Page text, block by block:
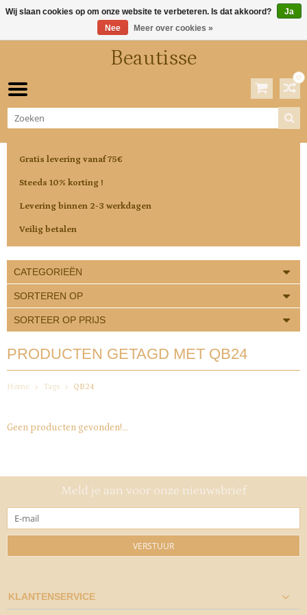
Beautisse
0
Gratis levering vanaf 75€
Steeds 10% korting !
Levering binnen 2-3 werkdagen
Veilig betalen
CATEGORIEËN
SORTEREN OP
SORTEER OP PRIJS
PRODUCTEN GETAGD MET QB24
Home Tags QB24
Geen producten gevonden!...
Meld je aan voor onze nieuwsbrief
VERSTUUR
KLANTENSERVICE
Wij slaan cookies op om onze website te verbeteren. Is dat akkoord?
Ja
Nee
Meer over cookies »